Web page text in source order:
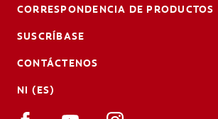
CORRESPONDENCIA DE PRODUCTOS
SUSCRÍBASE
CONTÁCTENOS
NI (ES)